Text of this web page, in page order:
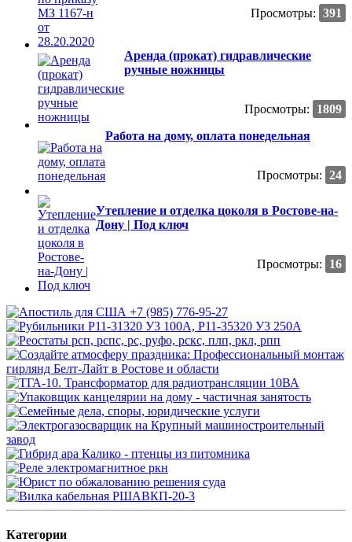
Просмотры: 391
Аренда (прокат) гидравлические
ручные ножницы
Просмотры:
1809
Работа на дому, оплата понедельная
Просмотры: 24
Утепление и отделка цоколя в Ростове-на-
Дону | Под ключ
Просмотры: 16
Категории